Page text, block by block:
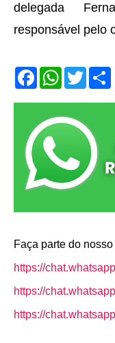
delegada
responsável pelo
F
a
e
o
o
W
h
t
s
A
T
w
t
e
r
r
Faça parte do
https://
https://
https://